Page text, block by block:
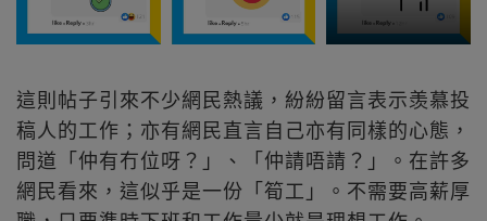
這則帖子引來不少網民熱議，紛紛留言表示羡慕投
稿人的工作；亦有網民直言自己亦有同樣的心態，
問道「仲有冇位呀？」、「仲請唔請？」。在許多
網民看來，這似乎是一份「筍工」。不需要高薪厚